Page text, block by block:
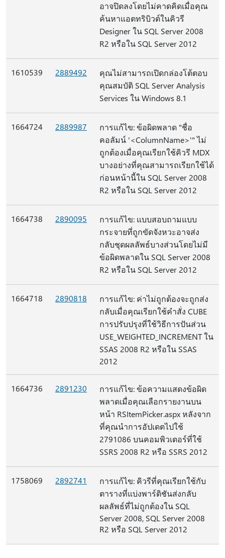
อาจปิดลงโดยไม่คาดคิดเมื่อคุณ
ค้นหาแอตทริบิวต์ในคิวรี
Designer ใน SQL Server 2008
R2 หรือใน SQL Server 2012
1610539 2889492
คุณไม่สามารถเปิดกล่องโต้ตอบ
คุณสมบัติ SQL Server Analysis
Services ใน Windows 8.1
1664724 2889987
การแก้ไข: ข้อผิดพลาด "ชื่อ
คอลัมน์ '<ColumnName>'" ไม่
ถูกต้องเมื่อคุณเรียกใช้คิวรี MDX
บางอย่างที่คุณสามารถเรียกใช้ได้
ก่อนหน้านี้ใน SQL Server 2008
R2 หรือใน SQL Server 2012
1664738 2890095
การแก้ไข: แบบสอบถามแบบ
กระจายที่ถูกขัดจังหวะอาจส่ง
กลับชุดผลลัพธ์บางส่วนโดยไม่มี
ข้อผิดพลาดใน SQL Server 2008
R2 หรือใน SQL Server 2012
1664718 2890818
การแก้ไข: ค่าไม่ถูกต้องจะถูกส่ง
กลับเมื่อคุณเรียกใช้คําสั่ง CUBE
การปรับปรุงที่ใช้วิธีการปันส่วน
USE_WEIGHTED_INCREMENT ใน
SSAS 2008 R2 หรือใน SSAS
2012
1664736 2891230
การแก้ไข: ข้อความแสดงข้อผิด
พลาดเมื่อคุณเลือกรายงานบน
หน้า RSItemPicker.aspx หลังจาก
ที่คุณนําการอัปเดตไปใช้
2791086 บนคอมพิวเตอร์ที่ใช้
SSRS 2008 R2 หรือ SSRS 2012
1758069 2892741
การแก้ไข: คิวรีที่คุณเรียกใช้กับ
ตารางที่แบ่งพาร์ติชันส่งกลับ
ผลลัพธ์ที่ไม่ถูกต้องใน SQL
Server 2008, SQL Server 2008
R2 หรือ SQL Server 2012